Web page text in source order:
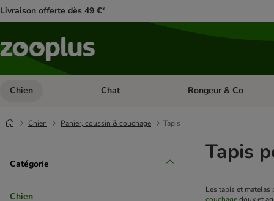
Livraison offerte dès 49 €*
Chien Dérouler les catégories: Chien
Chat Dérouler les catégories:
Rongeur & Co
Chien Panier, coussin & couchage Tapis
Catégorie
Chien
Tapis